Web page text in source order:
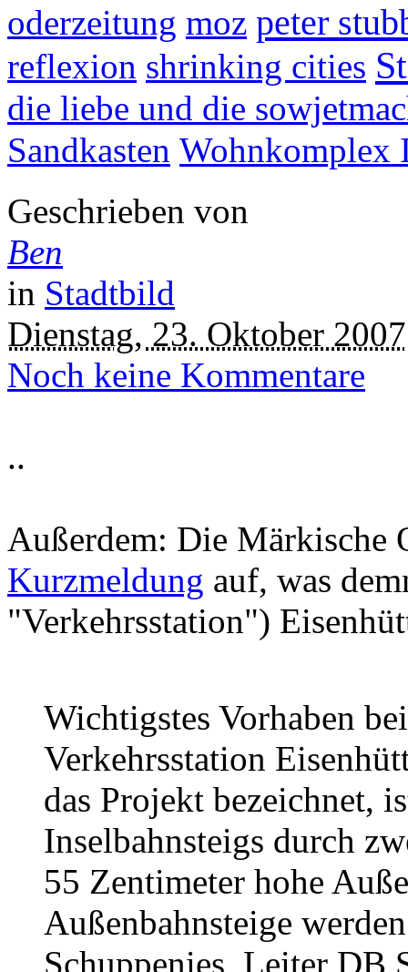
oderzeitung moz peter
reflexion shrinking cities
die liebe und die
Sandkasten Wohnkomplex
Geschrieben von
Ben
in Stadtbild
Dienstag, 23. Oktober 2007
Noch keine Kommentare
..
Außerdem: Die Märkische
Kurzmeldung auf, was
"Verkehrsstation")
Wichtigstes Vorhaben
Verkehrsstation
das Projekt bezeichnet,
Inselbahnsteigs durch
55 Zentimeter hohe
Außenbahnsteige
Schuppenies, Leiter DB